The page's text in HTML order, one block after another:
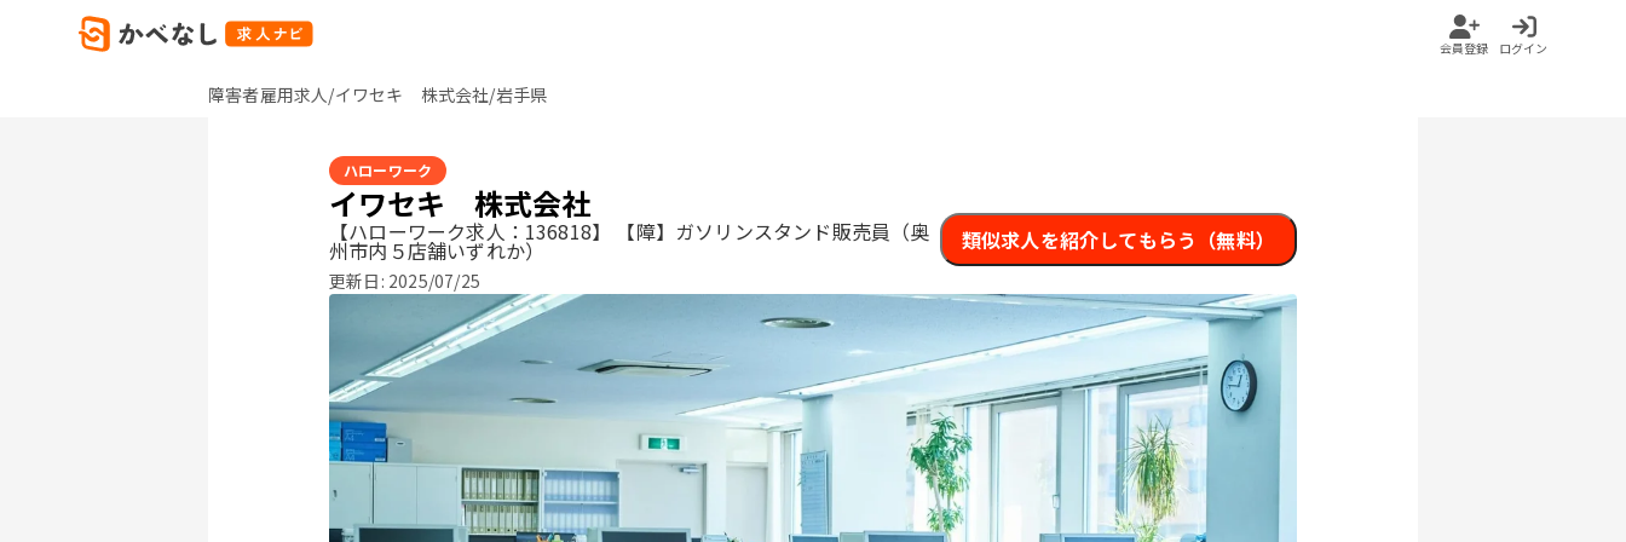
会員登録 ログイン
障害者雇用求人/イワセキ 株式会社/岩手県
ハローワーク
イワセキ 株式会社
【ハローワーク求人：136818】 【障】ガソリンスタンド販売員（奥
州市内５店舗いずれか）
更新日: 2025/07/25
類似求人を紹介してもらう（無料）